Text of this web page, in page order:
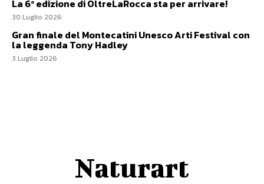
La 6ª edizione di OltreLaRocca sta per arrivare!
30 Luglio 2026
Gran finale del Montecatini Unesco Arti Festival con
la leggenda Tony Hadley
3 Luglio 2026
Naturart